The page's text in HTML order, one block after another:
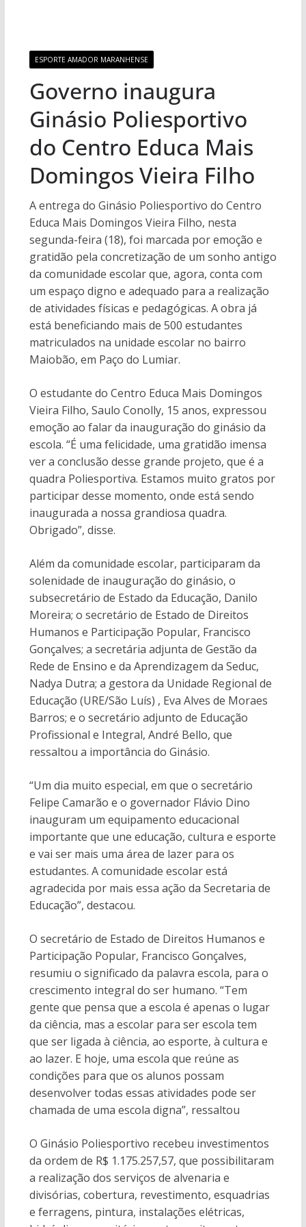
ESPORTE AMADOR MARANHENSE
Governo inaugura
Ginásio Poliesportivo
do Centro Educa Mais
Domingos Vieira Filho
A entrega do Ginásio Poliesportivo do Centro
Educa Mais Domingos Vieira Filho, nesta
segunda-feira (18), foi marcada por emoção e
gratidão pela concretização de um sonho antigo
da comunidade escolar que, agora, conta com
um espaço digno e adequado para a realização
de atividades físicas e pedagógicas. A obra já
está beneficiando mais de 500 estudantes
matriculados na unidade escolar no bairro
Maiobão, em Paço do Lumiar.
O estudante do Centro Educa Mais Domingos
Vieira Filho, Saulo Conolly, 15 anos, expressou
emoção ao falar da inauguração do ginásio da
escola. “É uma felicidade, uma gratidão imensa
ver a conclusão desse grande projeto, que é a
quadra Poliesportiva. Estamos muito gratos por
participar desse momento, onde está sendo
inaugurada a nossa grandiosa quadra.
Obrigado”, disse.
Além da comunidade escolar, participaram da
solenidade de inauguração do ginásio, o
subsecretário de Estado da Educação, Danilo
Moreira; o secretário de Estado de Direitos
Humanos e Participação Popular, Francisco
Gonçalves; a secretária adjunta de Gestão da
Rede de Ensino e da Aprendizagem da Seduc,
Nadya Dutra; a gestora da Unidade Regional de
Educação (URE/São Luís) , Eva Alves de Moraes
Barros; e o secretário adjunto de Educação
Profissional e Integral, André Bello, que
ressaltou a importância do Ginásio.
“Um dia muito especial, em que o secretário
Felipe Camarão e o governador Flávio Dino
inauguram um equipamento educacional
importante que une educação, cultura e esporte
e vai ser mais uma área de lazer para os
estudantes. A comunidade escolar está
agradecida por mais essa ação da Secretaria de
Educação”, destacou.
O secretário de Estado de Direitos Humanos e
Participação Popular, Francisco Gonçalves,
resumiu o significado da palavra escola, para o
crescimento integral do ser humano. “Tem
gente que pensa que a escola é apenas o lugar
da ciência, mas a escolar para ser escola tem
que ser ligada à ciência, ao esporte, à cultura e
ao lazer. E hoje, uma escola que reúne as
condições para que os alunos possam
desenvolver todas essas atividades pode ser
chamada de uma escola digna”, ressaltou
O Ginásio Poliesportivo recebeu investimentos
da ordem de R$ 1.175.257,57, que possibilitaram
a realização dos serviços de alvenaria e
divisórias, cobertura, revestimento, esquadrias
e ferragens, pintura, instalações elétricas,